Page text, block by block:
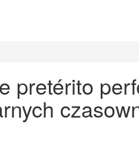
pretérito